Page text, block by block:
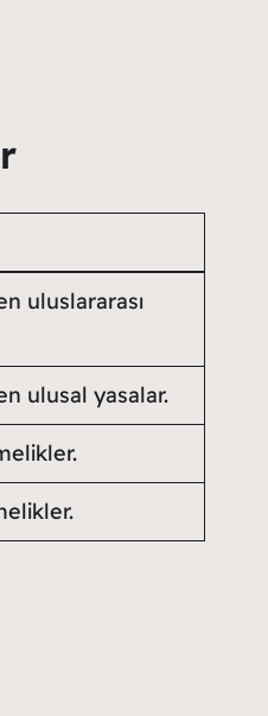
uluslararası
ulusal yasalar.